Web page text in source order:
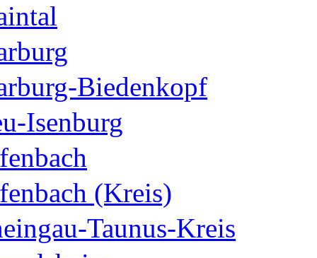
Biedenkopf
Isenburg
(Kreis)
Taunus-Kreis